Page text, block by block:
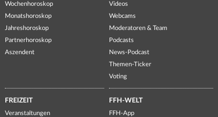
Wochenhoroskop
Monatshoroskop
Jahreshoroskop
Partnerhoroskop
Aszendent
Videos
Webcams
Moderatoren & Team
Podcasts
News-Podcast
Themen-Ticker
Voting
FREIZEIT
Veranstaltungen
FFH-WELT
FFH-App